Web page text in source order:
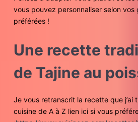
vous pouvez personnaliser selon
préférées !
Une recette
de Tajine au
Je vous retranscrit la recette que j’ai
cuisine de A à Z lien ici si vous